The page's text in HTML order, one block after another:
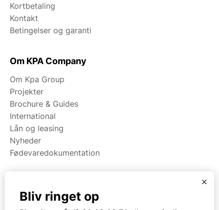
Kortbetaling
Kontakt
Betingelser og garanti
Om KPA Company
Om Kpa Group
Projekter
Brochure & Guides
International
Lån og leasing
Nyheder
Fødevaredokumentation
Maskiner
x
Bliv ringet op